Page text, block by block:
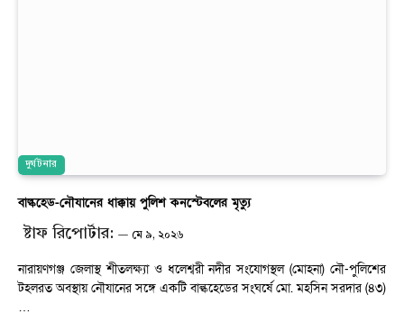
দুর্ঘটনার
বাল্কহেড-নৌযানের ধাক্কায় পুলিশ কনস্টেবলের মৃত্যু
ষ্টাফ রিপোর্টার: মে ৯, ২০২৬
নারায়ণগঞ্জ জেলাস্থ শীতলক্ষ্যা ও ধলেশ্বরী নদীর সংযোগস্থল (মোহনা) নৌ-পুলিশের
টহলরত অবস্থায় নৌযানের সঙ্গে একটি বাল্কহেডের সংঘর্ষে মো. মহসিন সরদার (৪৩)
…